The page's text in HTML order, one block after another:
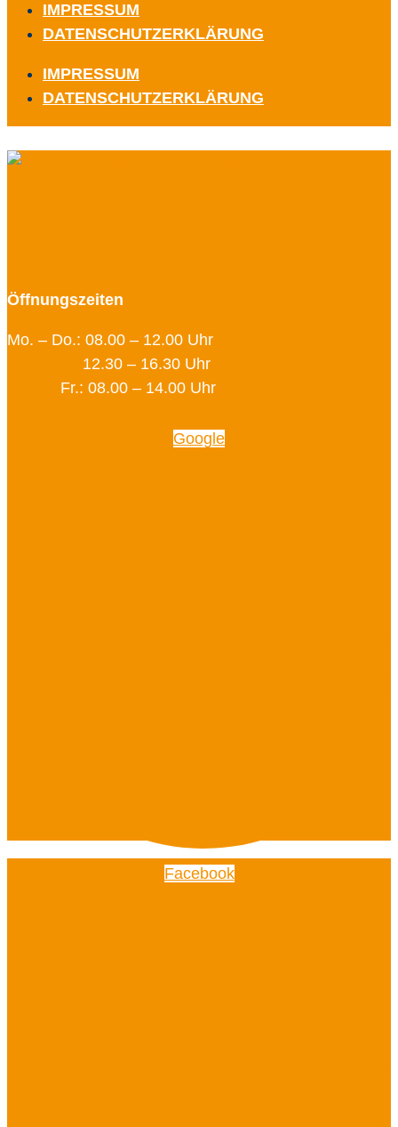
IMPRESSUM
DATENSCHUTZERKLÄRUNG
IMPRESSUM
DATENSCHUTZERKLÄRUNG
Öffnungszeiten
Mo. – Do.: 08.00 – 12.00 Uhr
12.30 – 16.30 Uhr
Fr.: 08.00 – 14.00 Uhr
Google
Facebook